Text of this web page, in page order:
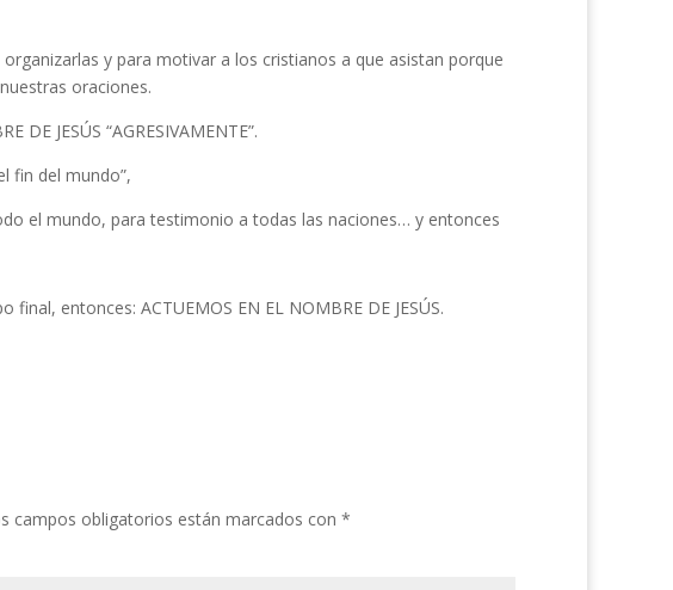
y para motivar a los cristianos a que asistan porque
oraciones.
DE JESÚS “AGRESIVAMENTE”.
fin del mundo”,
el mundo, para testimonio a todas las naciones… y entonces
entonces: ACTUEMOS EN EL NOMBRE DE JESÚS.
campos obligatorios están marcados con *